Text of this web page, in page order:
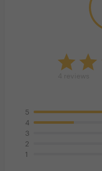
5
4
3
2
1